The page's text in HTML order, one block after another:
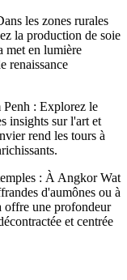
de souvenir et de
culturelles et des
: À Siem Reap,
dépeignant
buffets. Ces
l'élégance et la
Kompong Luong
en bateau révélant la
les marchés.
sur les
les zones rurales
la production de soie
en lumière